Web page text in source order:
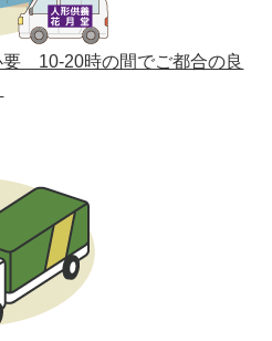
和2年4月16日(木)
2年2月13日(木)
元年6月12日(水)
31年3月13日(水)
30年11月28日(水)
要 10-20時の間でご都合の良